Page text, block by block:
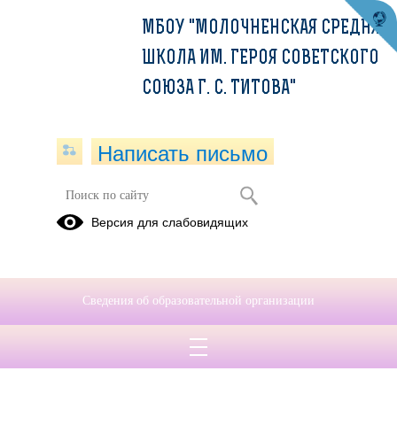
МБОУ "МОЛОЧНЕНСКАЯ СРЕДНЯЯ
ШКОЛА ИМ. ГЕРОЯ СОВЕТСКОГО
СОЮЗА Г. С. ТИТОВА"
Написать письмо
Версия для слабовидящих
Сведения об образовательной организации